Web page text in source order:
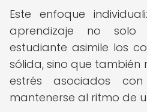
Este enfoque
aprendizaje no
estudiante asimile los
sólida, sino que también
estrés asociados
mantenerse al ritmo de